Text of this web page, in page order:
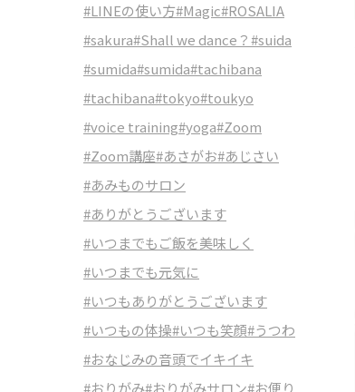
#LINEの使い方#Magic#ROSALIA
#sakura#Shall we dance？#suida
#sumida#sumida#tachibana
#tachibana#tokyo#toukyo
#voice training#yoga#Zoom
#Zoom講座#あさがお#あじさい
#あみものサロン
#ありがとうございます
#いつまでもご飯を美味しく
#いつまでも元気に
#いつもありがとうございます
#いつもの体操#いつも笑顔#うつわ
#おなじみの音頭でイキイキ
#おりがみ#おりがみサロン#お便り